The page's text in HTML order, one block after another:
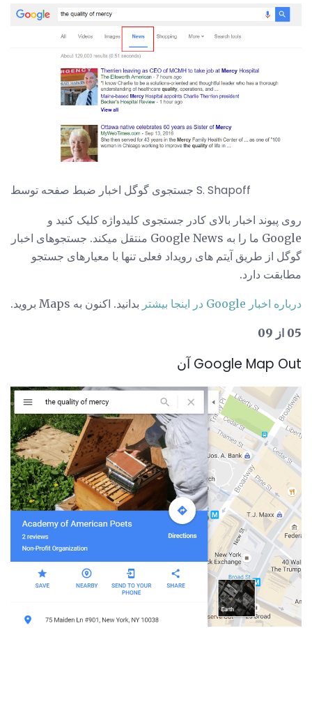
جستجوی گوگل اخبار ضبط صفحه توسط S. Shapoff
روی پیوند اخبار بالای کادر جستجوی کلیدواژه کلیک کنید و
Google ما را به Google News منتقل میکند. جستجوهای اخبار
گوگل از طریق آیتم های رویداد فعلی تنها با معیارهای جستجو
مطابقت دارد.
درباره اخبار Google در اینجا بیشتر بدانید. اکنون به Maps بروید.
05 از 09
Google Map Out آن